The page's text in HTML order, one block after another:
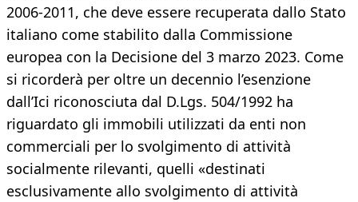
2006-2011, che deve essere recuperata dallo Stato
italiano come stabilito dalla Commissione
europea con la Decisione del 3 marzo 2023. Come
si ricorderà per oltre un decennio l’esenzione
dall’Ici riconosciuta dal D.Lgs. 504/1992 ha
riguardato gli immobili utilizzati da enti non
commerciali per lo svolgimento di attività
socialmente rilevanti, quelli «destinati
esclusivamente allo svolgimento di attività